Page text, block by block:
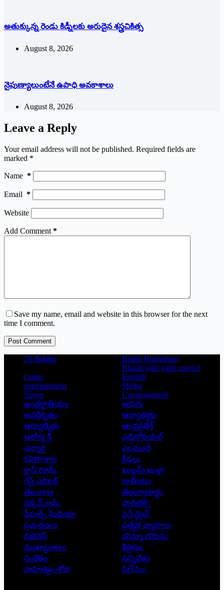
అతుక్కున్న రెండు కిడ్నీలకు అరుదైన శస్త్రచికిత్స
August 8, 2026
నైపుణ్యాలుంటేనే ఉపాధి అవకాశాలు
August 8, 2026
Leave a Reply
Your email address will not be published. Required fields are
marked *
Name *
Email *
Website
Add Comment *
Save my name, email and website in this browser for the next
time I comment.
Post Comment
24 గంటలు
Balala Bharatham
Bharat jodo yatra special
Crime
English
entertainment
Shoba
Sports
Uncategorized
అంతర్జాతీయం
అరుగు
అవర్గీకృతం
ఆద్యాత్మికం
ఆధ్యాత్మికం
ఆంధ్రప్రదేశ్
ఆరోగ్య శ్రీ
ఎడిటోరియల్
ఎన్నారై
ఎలమంద
కవితా శాల
క్రీడలు
క్లాస్ రూమ్
ఖుల్లమ్ ఖుల్లా
గెస్ట్ ఎడిటర్
జాతీయం
తెలంగాణ
తెలంగాణార్థం
దక్కన్.కామ్
పాలిటిక్స్
పీపుల్స్ ‌మీడియా
పెన్ డ్రైవ్
ప్రచురణలు
ప్రత్యేక వ్యాసాలు
బిజినెస్
బొమ్మా బొరుసు
ముఖ్యాంశాలు
శీర్షికలు
సంకేతం
సన్నివేశం
సాహిత్యం-శోభ
సిల్ సిల